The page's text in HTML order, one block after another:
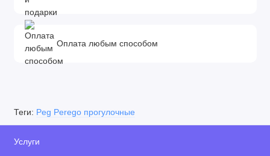
Оплата любым способом
Теги: Peg Perego прогулочные
Услуги